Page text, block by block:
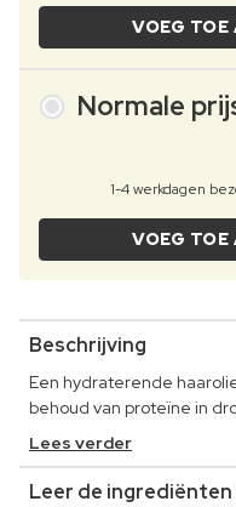
VOEG
Normale
1-4 werkdagen
VOEG
Beschrijving
Een hydraterende
behoud van proteïne in
Lees verder
Leer de ingrediënten